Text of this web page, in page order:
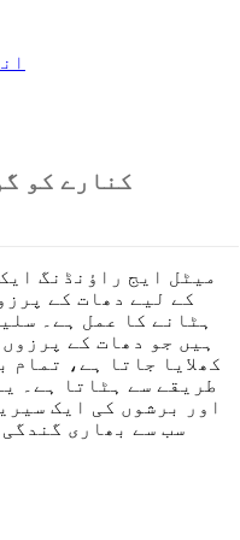
کنارے کو
میٹل ایج راؤنڈنگ
کے لیے دھات کے
ہٹانے کا عمل ہے۔
ہیں جو دھات کے
کھلایا جاتا ہے، تمام
طریقے سے ہٹاتا ہے۔
اور برشوں کی ایک
سب سے بھاری